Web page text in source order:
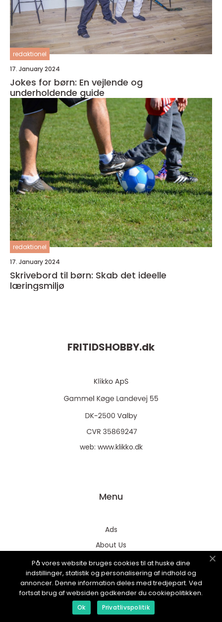
redaktionel
17. January 2024
Jokes for børn: En vejlende og
underholdende guide
redaktionel
17. January 2024
Skrivebord til børn: Skab det ideelle
læringsmiljø
FRITIDSHOBBY.dk
web: www.klikko.dk
Menu
Ads
About Us
Cookies
Contact
Sitemap
På vores website bruges cookies til at huske dine
indstillinger, statistik og personalisering af indhold og
annoncer. Denne information deles med tredjepart. Ved
fortsat brug af websiden godkender du cookiepolitikken.
Ok Privatlivspolitik